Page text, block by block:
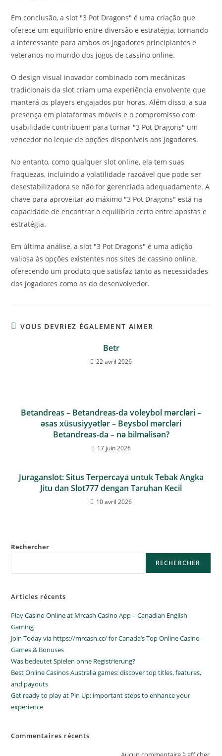
Em conclusão, a slot "3 Pot Dragons" é uma criação que
oferece um equilíbrio entre diversão e estratégia, tornando-
a interessante para ambos os jogadores principiantes e
veteranos no mundo dos jogos de cassino online.
O design visual inovador combinado com mecânicas
tradicionais da slot criam uma experiência envolvente que
manterá os players engajados por horas. Além disso, a sua
presença em plataformas móveis e o compromisso com
usabilidade contribuem para tornar "3 Pot Dragons" um
vencedor no leque de opções disponíveis aos jogadores.
No entanto, como qualquer slot online, ela tem suas
fraquezas, incluindo a volatilidade razoável que pode ser
desestabilizadora se não for gerenciada adequadamente. A
chave para aproveitar ao máximo "3 Pot Dragons" está na
capacidade de encontrar o equilíbrio certo entre apostas e
estratégia.
Em última análise, a slot "3 Pot Dragons" é uma adição
valiosa às opções existentes nos sites de cassino online,
oferecendo um produto que satisfaz tanto as necessidades
dos jogadores como as do desenvolvedor.
VOUS DEVRIEZ ÉGALEMENT AIMER
Betr
22 avril 2026
Betandreas – Betandreas-da voleybol mərcləri –
əsas xüsusiyyətlər – Beysbol mərcləri
Betandreas-da – nə bilməlisən?
17 juin 2026
Juraganslot: Situs Terpercaya untuk Tebak Angka
Jitu dan Slot777 dengan Taruhan Kecil
10 avril 2026
Rechercher
RECHERCHER
Articles récents
Play Casino Online at Mrcash Casino App – Canadian English
Gaming
Join Today via https://mrcash.cc/ for Canada’s Top Online Casino
Games & Bonuses
Was bedeutet Spielen ohne Registrierung?
Best Online Casinos Australia games: discover top titles, features,
and payouts
Get ready to play at Pin Up: important steps to enhance your
experience
Commentaires récents